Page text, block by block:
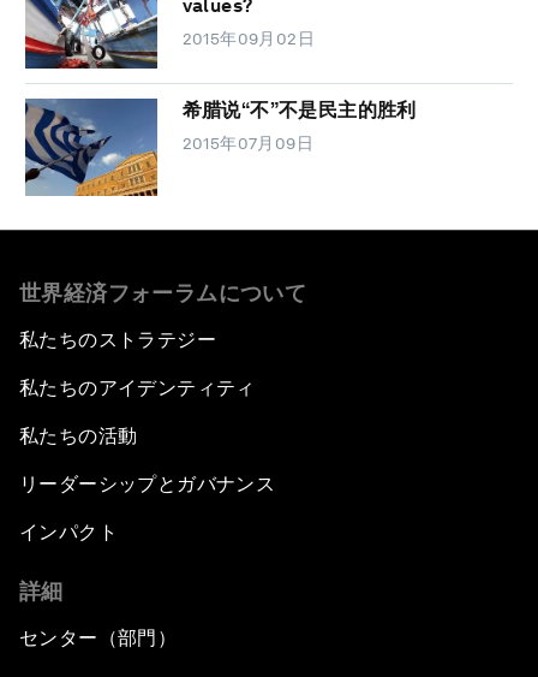
values?
2015年09月02日
希腊说“不”不是民主的胜利
2015年07月09日
世界経済フォーラムについて
私たちのストラテジー
私たちのアイデンティティ
私たちの活動
リーダーシップとガバナンス
インパクト
詳細
センター（部門）